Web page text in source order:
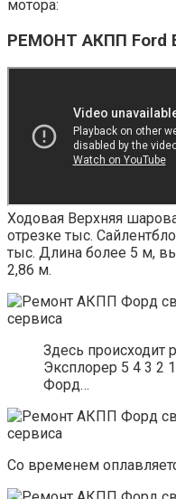
мотора:
РЕМОНТ АКПП Ford
Ходовая Верхняя
отрезке тыс.
тыс. Длина более 5 м,
2,86 м.
Здесь
Эксплорер 5 4 3 2
Форд…
Со временем